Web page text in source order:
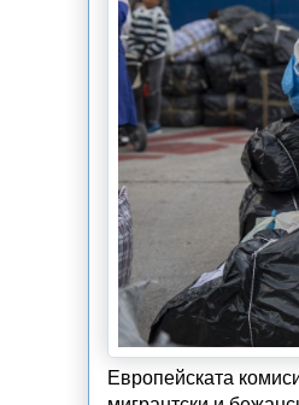
Европейската